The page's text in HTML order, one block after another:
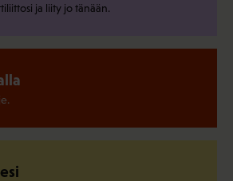
ja liity jo tänään.